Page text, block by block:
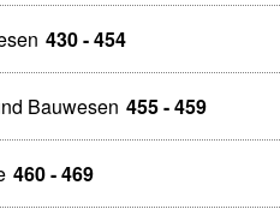
430 - 454
Bauwesen 455 - 459
460 - 469